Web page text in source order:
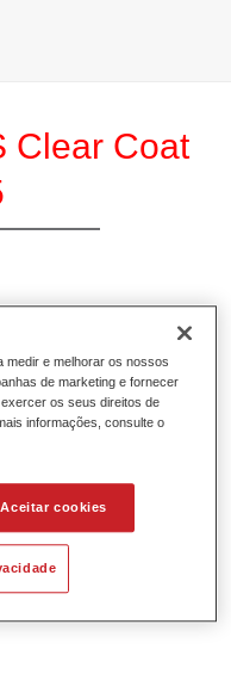
Clear Coat
verniz 2K de alto teor
para reparação de
(preferencial) ou
medir e melhorar os nossos
de marketing e fornecer
os seus direitos de
informações, consulte o
Aceitar cookies